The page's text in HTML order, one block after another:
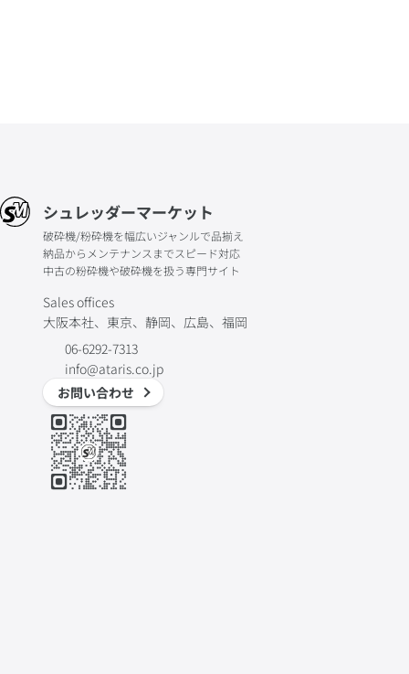
シュレッダーマーケット
破砕機/粉砕機を幅広いジャンルで品揃え
納品からメンテナンスまでスピード対応
中古の粉砕機や破砕機を扱う専門サイト
Sales offices
大阪本社、東京、静岡、広島、福岡
06-6292-7313
info@ataris.co.jp
お問い合わせ